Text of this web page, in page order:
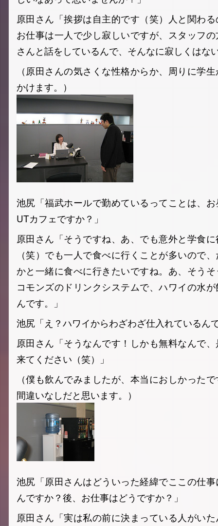
原田さん「挨拶は自主的です（笑）人と関わ
お仕事は一人で少し寂しいですが、スタッフ
さんと話をしているんで、そんなに寂しくはな
（原田さんの気さくな性格からか、周りに学
かけます。）
池尻「福武ホールで勤めているってことは、
UTカフェですか？」
原田さん「そうですね、あ、でも意外と学食
（笑）でも一人で食べに行くことが多いので
かと一緒に食べに行きたいですね。あ、そう
コモンズのドリンクシステムで、ハワイの水
んです。」
池尻「え？ハワイからわざわざ仕入れているん
原田さん「そうなんです！しかも無料なんで
来てください（笑）」
（僕も飲んでみましたが、本当におしかった
間違いなしだと思います。）
池尻「原田さんはどういった経緯でここの仕
んですか？後、お仕事はどうですか？」
原田さん「実は私の前に決まっている人がい